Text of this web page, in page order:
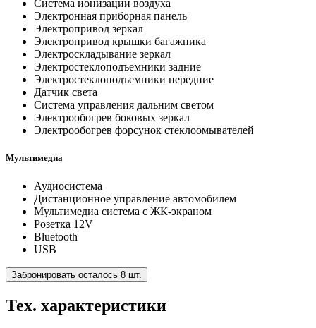
Система ионизации воздуха
Электронная приборная панель
Электропривод зеркал
Электропривод крышки багажника
Электроскладывание зеркал
Электростеклоподъемники задние
Электростеклоподъемники передние
Датчик света
Система управления дальним светом
Электрообогрев боковых зеркал
Электрообогрев форсунок стеклоомывателей
Мультимедиа
Аудиосистема
Дистанционное управление автомобилем
Мультимедиа система с ЖК-экраном
Розетка 12V
Bluetooth
USB
Забронировать осталось 8 шт.
Тех. характеристики